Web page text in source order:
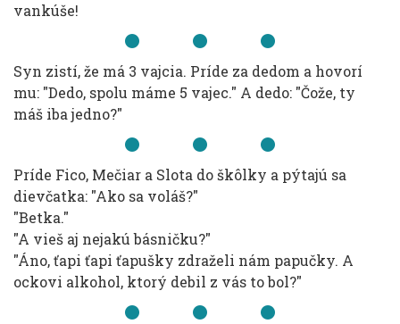
vankúše!
Syn zistí, že má 3 vajcia. Príde za dedom a hovorí
mu: "Dedo, spolu máme 5 vajec." A dedo: "Čože, ty
máš iba jedno?"
Príde Fico, Mečiar a Slota do škôlky a pýtajú sa
dievčatka: "Ako sa voláš?"
"Betka."
"A vieš aj nejakú básničku?"
"Áno, ťapi ťapi ťapušky zdraželi nám papučky. A
ockovi alkohol, ktorý debil z vás to bol?"